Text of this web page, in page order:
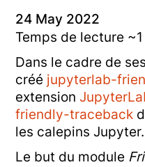
24 May 2022
Temps de lecture
Dans le cadre de
créé jupyterlab-
extension
friendly-traceback
les calepins Jupyter.
Le but du module